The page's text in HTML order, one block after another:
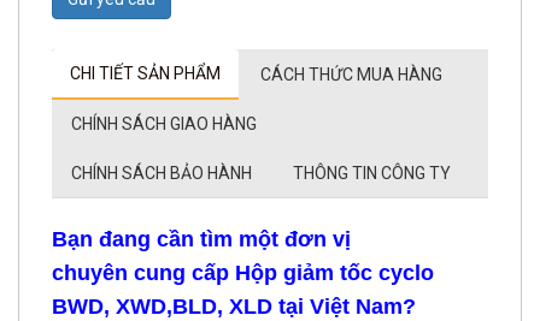
CHI TIẾT SẢN PHẨM CÁCH THỨC MUA HÀNG
CHÍNH SÁCH GIAO HÀNG
CHÍNH SÁCH BẢO HÀNH THÔNG TIN CÔNG TY
Bạn đang cần tìm một đơn vị
chuyên cung cấp Hộp giảm tốc cyclo
BWD, XWD,BLD, XLD tại Việt Nam?